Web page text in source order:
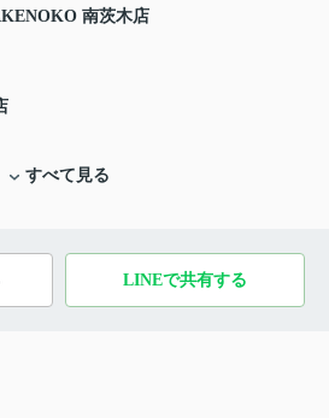
南茨木店
すべて見る
LINEで共有する